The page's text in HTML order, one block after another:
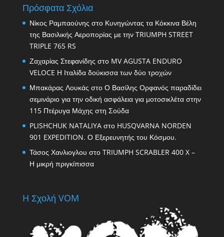
Πρόσφατα Σχόλια
Νίκος Ραμπαούνης στο Κυνηγώντας τα Κόκκινα Βέλη
της Βασιλικής Αεροπορίας με την TRIUMPH STREET
TRIPLE 765 RS
Ζαχαρίας Στεφανίδης στο MV AGUSTA ENDURO
VELOCE Η Ιταλίδα δούκισσα των δύο τροχών
Μπακάρας Λουκάς στο Ο Βασίλης Ορφανός παραδίδει
σεμινάριο για την οδική ασφάλεια για μοτοσικλέτα στην
115 Πτέρυγα Μάχης στη Σούδα
PLISHCHUK NATALIYAστο HUSQVARNA NORDEN
901 EXPEDITION. Ο Εξερευνητής του Κόσμου.
Τάσος Χανλιογλου στο TRIUMPH SCRABLER 400 X –
Η μικρή πριγκίπισσα
H Σχολή VOM